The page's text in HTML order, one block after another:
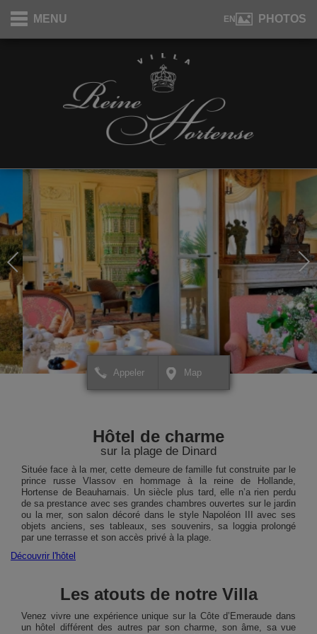
MENU EN PHOTOS
Leaflet| Map data © contributors
sur votre destination,
cliquez ICI.
×
Leaflet| Map data © contributors
Appeler Map
Hôtel de charme
sur la plage de Dinard
Située face à la mer, cette demeure de famille fut construite par le
prince russe Vlassov en hommage à la reine de Hollande,
Hortense de Beauharnais. Un siècle plus tard, elle n’a rien perdu
de sa prestance avec ses grandes chambres ouvertes sur le jardin
ou la mer, son salon décoré dans le style Napoléon III avec ses
objets anciens, ses tableaux, ses souvenirs, sa loggia prolongé
par une terrasse et son accès privé à la plage.
Découvrir l'hôtel
Les atouts de notre Villa
Venez vivre une expérience unique sur la Côte d’Emeraude dans
un hôtel différent des autres par son charme, son âme, sa vue